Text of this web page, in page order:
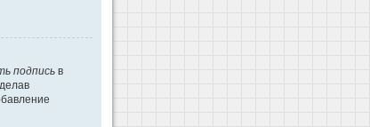
подпись в